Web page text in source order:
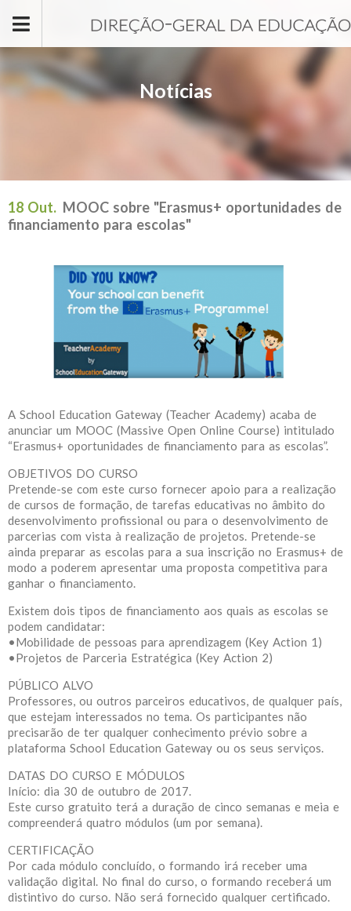
Notícias
18 Out. MOOC sobre "Erasmus+ oportunidades de
financiamento para escolas"
A School Education Gateway (Teacher Academy) acaba de
anunciar um MOOC (Massive Open Online Course) intitulado
“Erasmus+ oportunidades de financiamento para as escolas”.
OBJETIVOS DO CURSO
Pretende-se com este curso fornecer apoio para a realização
de cursos de formação, de tarefas educativas no âmbito do
desenvolvimento profissional ou para o desenvolvimento de
parcerias com vista à realização de projetos. Pretende-se
ainda preparar as escolas para a sua inscrição no Erasmus+ de
modo a poderem apresentar uma proposta competitiva para
ganhar o financiamento.
Existem dois tipos de financiamento aos quais as escolas se
podem candidatar:
•Mobilidade de pessoas para aprendizagem (Key Action 1)
•Projetos de Parceria Estratégica (Key Action 2)
PÚBLICO ALVO
Professores, ou outros parceiros educativos, de qualquer país,
que estejam interessados no tema. Os participantes não
precisarão de ter qualquer conhecimento prévio sobre a
plataforma School Education Gateway ou os seus serviços.
DATAS DO CURSO E MÓDULOS
Início: dia 30 de outubro de 2017.
Este curso gratuito terá a duração de cinco semanas e meia e
compreenderá quatro módulos (um por semana).
CERTIFICAÇÃO
Por cada módulo concluído, o formando irá receber uma
validação digital. No final do curso, o formando receberá um
distintivo do curso. Não será fornecido qualquer certificado.